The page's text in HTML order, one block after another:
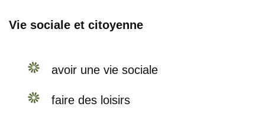
Vie sociale et citoyenne
avoir une vie sociale
faire des loisirs